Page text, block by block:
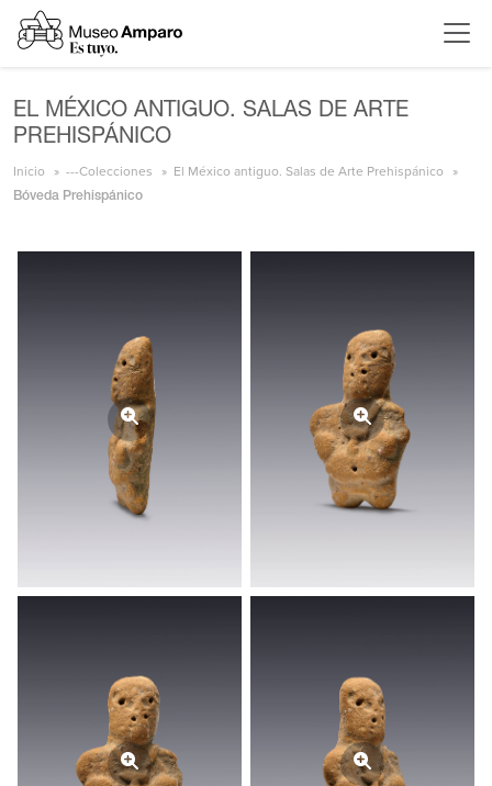
EL MÉXICO ANTIGUO. SALAS DE ARTE
PREHISPÁNICO
Inicio ---Colecciones El México antiguo. Salas de Arte Prehispánico
Bóveda Prehispánico